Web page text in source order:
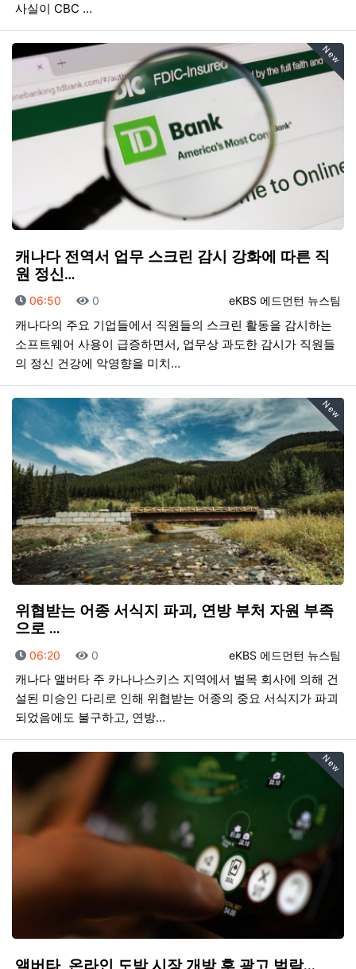
사실이 CBC …
New
캐나다 전역서 업무 스크린 감시 강화에 따른 직
원 정신…
등록자
eKBS 에드먼턴 뉴스팀
등록일
06:50 조회
0
캐나다의 주요 기업들에서 직원들의 스크린 활동을 감시하는
소프트웨어 사용이 급증하면서, 업무상 과도한 감시가 직원들
의 정신 건강에 악영향을 미치…
New
위협받는 어종 서식지 파괴, 연방 부처 자원 부족
으로 …
등록자
eKBS 에드먼턴 뉴스팀
등록일
06:20 조회
0
캐나다 앨버타 주 카나나스키스 지역에서 벌목 회사에 의해 건
설된 미승인 다리로 인해 위협받는 어종의 중요 서식지가 파괴
되었음에도 불구하고, 연방…
New